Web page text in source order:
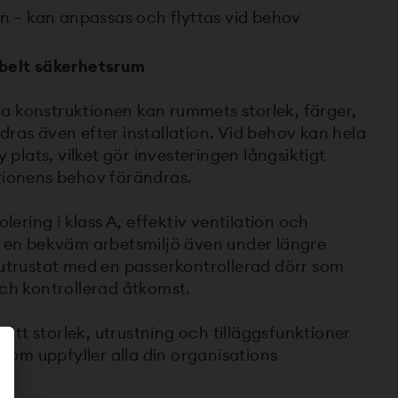
– kan anpassas och flyttas vid behov
säkerhetsrum
konstruktionen kan rummets storlek, färger,
även efter installation. Vid behov kan hela
plats, vilket gör investeringen långsiktigt
behov förändras.
i klass A, effektiv ventilation och
bekväm arbetsmiljö även under längre
med en passerkontrollerad dörr som
kontrollerad åtkomst.
storlek, utrustning och tilläggsfunktioner
uppfyller alla din organisations